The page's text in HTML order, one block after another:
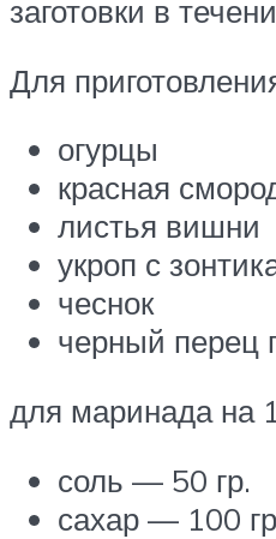
заготовки в
Для
огурцы
красная
листья вишни
укроп с
чеснок
черный перец
для маринада на
соль — 50 гр.
сахар — 100